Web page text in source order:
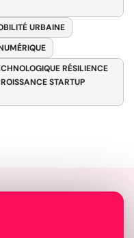
URBAINE
RÉSILIENCE
STARTUP